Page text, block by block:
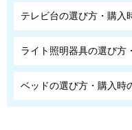
テレビ台の選び方・購入
ライト照明器具の選び方
ベッドの選び方・購入時